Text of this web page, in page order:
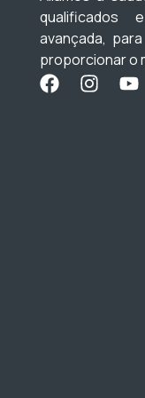
qualificados
avançada,
proporcionar o